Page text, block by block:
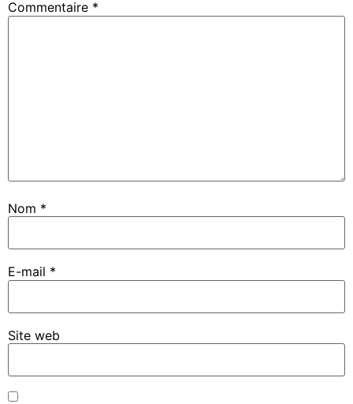
Commentaire *
Nom *
E-mail *
Site web